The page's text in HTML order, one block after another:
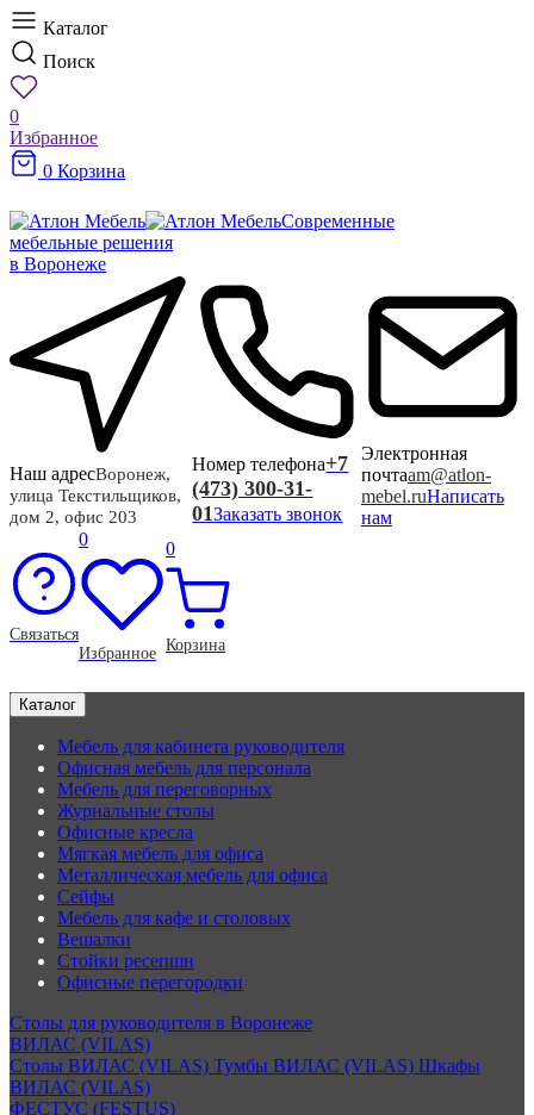
Каталог
Поиск
0
Избранное
0 Корзина
Современные
мебельные решения
в Воронеже
Наш адресВоронеж,
улица Текстильщиков,
дом 2, офис 203
Номер телефона+7
(473) 300-31-
01Заказать звонок
Электронная
почтаam@atlon-
mebel.ruНаписать
нам
Связаться
0
Избранное
0
Корзина
Каталог
Мебель для кабинета руководителя
Офисная мебель для персонала
Мебель для переговорных
Журнальные столы
Офисные кресла
Мягкая мебель для офиса
Металлическая мебель для офиса
Сейфы
Мебель для кафе и столовых
Вешалки
Стойки ресепшн
Офисные перегородки
Столы для руководителя в Воронеже
ВИЛАС (VILAS)
Столы ВИЛАС (VILAS) Тумбы ВИЛАС (VILAS) Шкафы
ВИЛАС (VILAS)
ФЕСТУС (FESTUS)